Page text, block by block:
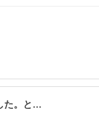
た。と…